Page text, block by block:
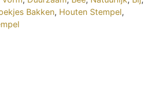
Bakken, Houten Stempel,